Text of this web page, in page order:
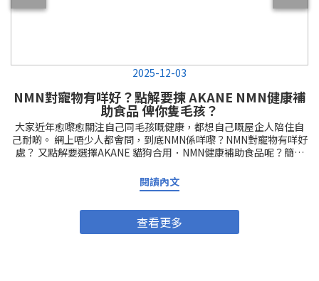
2025-12-03
NMN對寵物有咩好？點解要揀 AKANE NMN健康補
助食品 俾你隻毛孩？
大家近年愈嚟愈關注自己同毛孩嘅健康，都想自己嘅屋企人陪住自
己耐啲。 網上唔少人都會問，到底NMN係咩嚟？NMN對寵物有咩好
處？ 又點解要選擇AKANE 貓狗合用．NMN健康補助食品呢？簡單
NMN補充就係幫助身體增加NAD+水平，提昇能量、抗氧化、加速新
陳代謝同免疫力提升。唔單止人類，係動物身上都有正面效果。
NMN對寵物的好處——由內到外全面提升毛孩健康狀態抗衰老、保持
活力 隨年齡增長，貓狗身體機能會慢慢退化。NMN可以維持細胞能
閱讀內文
查看更多